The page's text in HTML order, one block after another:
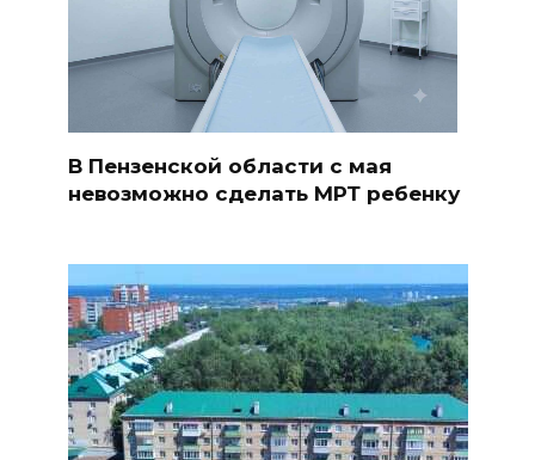
В Пензенской области с мая
невозможно сделать МРТ ребенку